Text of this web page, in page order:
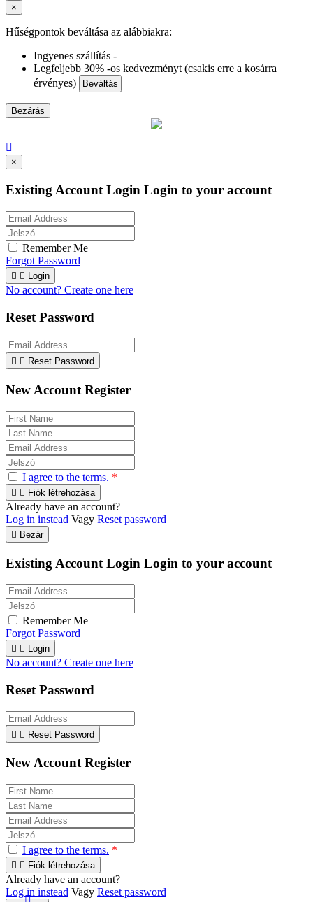
×
Hűségpontok beváltása az alábbiakra:
Ingyenes szállítás -
Legfeljebb 30% -os kedvezményt (csakis erre a kosárra
érvényes)
Beváltás
Bezárás


×
Existing Account Login Login to your account
Remember Me
Forgot Password
  Login
No account? Create one here
Reset Password
  Reset Password
New Account Register
I agree to the terms. *
  Fiók létrehozása
Already have an account?
Log in instead Vagy Reset password
 Bezár
Existing Account Login Login to your account
Remember Me
Forgot Password
  Login
No account? Create one here
Reset Password
  Reset Password
New Account Register
I agree to the terms. *
  Fiók létrehozása
Already have an account?
Log in instead Vagy Reset password